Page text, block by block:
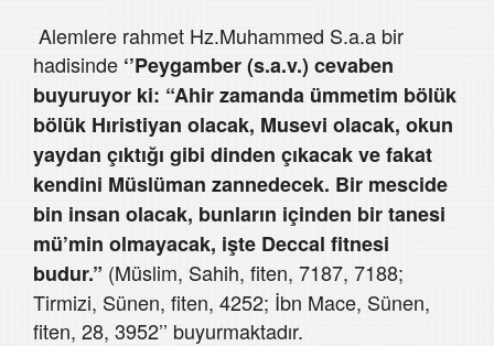
Alemlere rahmet Hz.Muhammed S.a.a bir
hadisinde ‘’Peygamber (s.a.v.) cevaben
buyuruyor ki: “Ahir zamanda ümmetim bölük
bölük Hıristiyan olacak, Musevi olacak, okun
yaydan çıktığı gibi dinden çıkacak ve fakat
kendini Müslüman zannedecek. Bir mescide
bin insan olacak, bunların içinden bir tanesi
mü’min olmayacak, işte Deccal fitnesi
budur.” (Müslim, Sahih, fiten, 7187, 7188;
Tirmizi, Sünen, fiten, 4252; İbn Mace, Sünen,
fiten, 28, 3952’’ buyurmaktadır.